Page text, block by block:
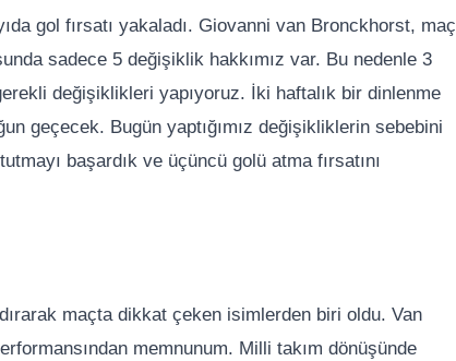
gol fırsatı yakaladı. Giovanni van Bronckhorst, maç
sadece 5 değişiklik hakkımız var. Bu nedenle 3
değişiklikleri yapıyoruz. İki haftalık bir dinlenme
geçecek. Bugün yaptığımız değişikliklerin sebebini
başardık ve üçüncü golü atma fırsatını
maçta dikkat çeken isimlerden biri oldu. Van
memnunum. Milli takım dönüşünde